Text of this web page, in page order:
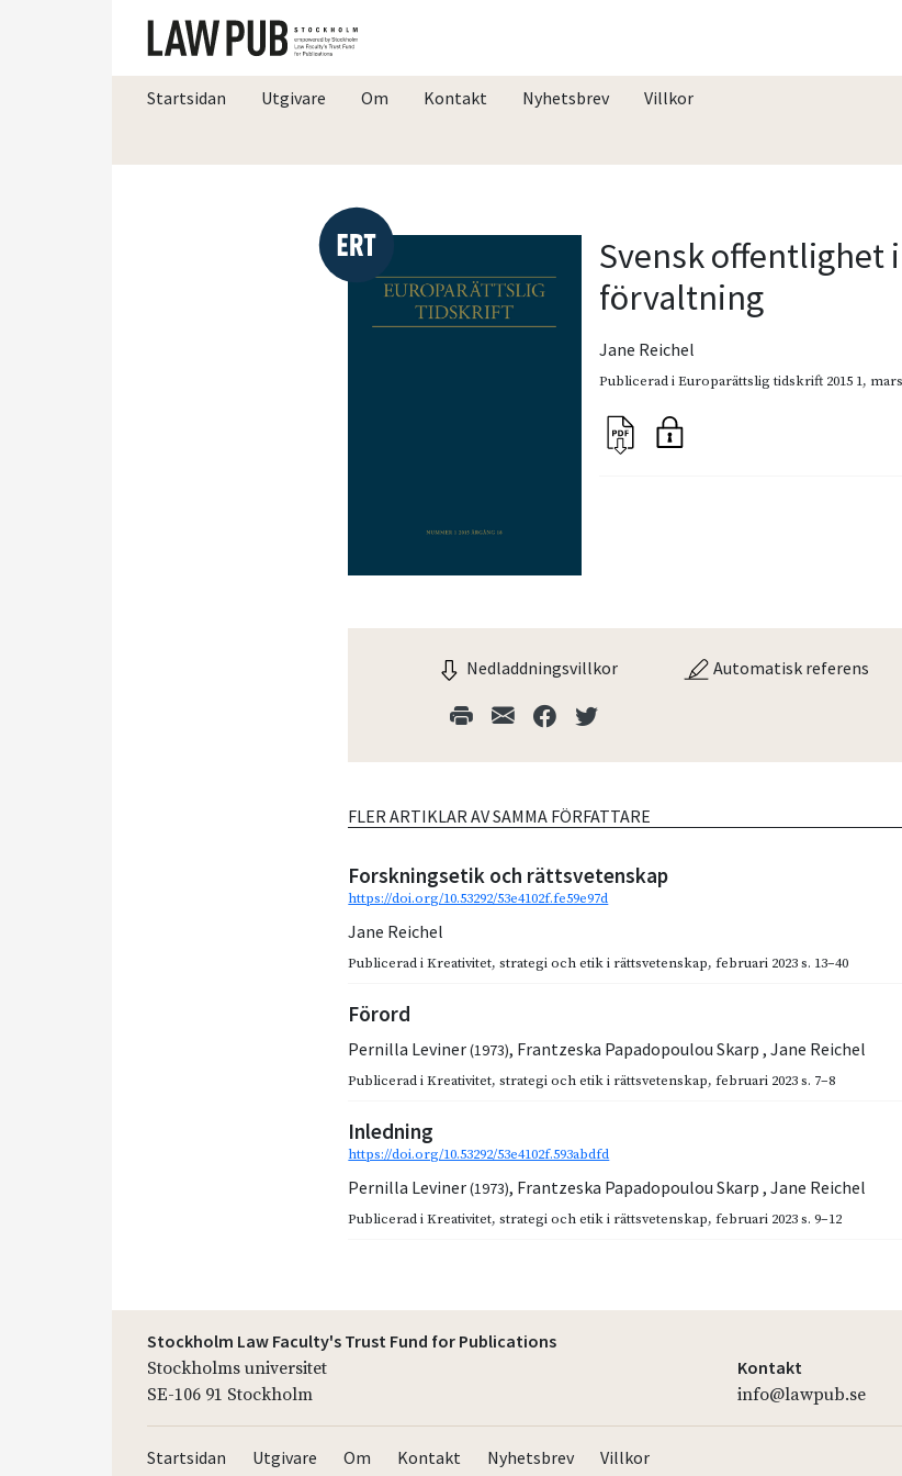
Startsidan Utgivare Om Kontakt Nyhetsbrev Villkor
Svensk offentlighet
förvaltning
Jane Reichel
Publicerad iEuroparättslig tidskrift 2015 1,
Nedladdningsvillkor Automatisk referens
FLER ARTIKLAR AV SAMMA FÖRFATTARE
Forskningsetik och rättsvetenskap
https://doi.org/10.53292/53e4102f.fe59e97d
Jane Reichel
Publicerad iKreativitet, strategi och etik i rättsvetenskap,februari 2023 s. 13–40
Förord
Pernilla Leviner(1973), Frantzeska Papadopoulou Skarp,Jane Reichel
Publicerad iKreativitet, strategi och etik i rättsvetenskap,februari 2023 s. 7–8
Inledning
https://doi.org/10.53292/53e4102f.593abdfd
Pernilla Leviner(1973), Frantzeska Papadopoulou Skarp,Jane Reichel
Publicerad iKreativitet, strategi och etik i rättsvetenskap,februari 2023 s. 9–12
Stockholm Law Faculty's Trust Fund for Publications
Stockholms universitet
SE-106 91 Stockholm
Kontakt
info@lawpub.se
Startsidan Utgivare Om Kontakt Nyhetsbrev Villkor